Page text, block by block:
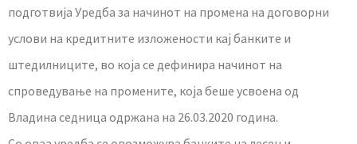
подготвија Уредба за начинот на промена на договорни
услови на кредитните изложености кај банките и
штедилниците, во која се дефинира начинот на
спроведување на промените, која беше усвоена од
Владина седница одржана на 26.03.2020 година.